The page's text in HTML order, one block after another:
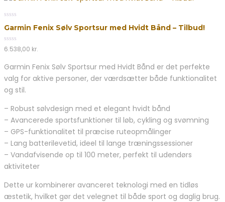
out
5
Garmin Fenix Sølv Sportsur med Hvidt Bånd – Tilbud!
0
out
5
6.538,00 kr.
Garmin Fenix Sølv Sportsur med Hvidt Bånd er det perfekte
valg for aktive personer, der værdsætter både funktionalitet
og stil.
– Robust sølvdesign med et elegant hvidt bånd
– Avancerede sportsfunktioner til løb, cykling og svømning
– GPS-funktionalitet til præcise ruteopmålinger
– Lang batterilevetid, ideel til lange træningssessioner
– Vandafvisende op til 100 meter, perfekt til udendørs
aktiviteter
Dette ur kombinerer avanceret teknologi med en tidløs
æstetik, hvilket gør det velegnet til både sport og daglig brug.